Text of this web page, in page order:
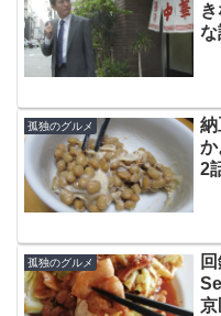
孤独のグルメ
納
2
孤独のグルメ
京